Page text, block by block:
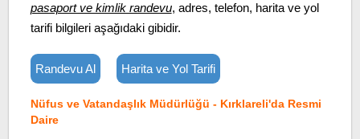
pasaport ve kimlik randevu, adres, telefon, harita ve yol
tarifi bilgileri aşağıdaki gibidir.
Randevu Al Harita ve Yol Tarifi
Nüfus ve Vatandaşlık Müdürlüğü - Kırklareli'da Resmi
Daire